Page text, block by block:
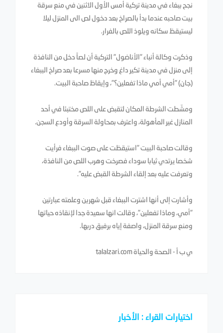
نجح ببغاء في مدينة تركية أمس الأول الاثنين في منع سرقة
بيت صاحبه عندما بدأ بالصراخ بعد دخول لص الى المنزل ليلا
ليستيقظ سكانه ويلوذ اللص بالفرار.
وذكرت وكالة أنباء "الأناضول" التركية أن لصاً دخل من النافذة
إلى منزل في مدينة تكير داغ وخرج منها مسرعا بعد صراخ الببغاء
(جان) "أمي أمي ماذا تفعلين؟"، وإيقاظ صاحبة البيت.
ومشّطت الشرطة المكان لتقبض على اللص مختبئا في أحد
المنازل غير المأهولة، واعترف بمحاولة السرقة وأودع السجن.
وقالت صاحبة البيت "استيقظت على صوت الببغاء فرأيت
شخصا يرتدي ثيابا سوداء فصرخت وهرب اللص من النافذة،
وتعرفت عليه بعد إلقاء الشرطة القبض عليه".
وأشارت إلى أنها اشترت الببغاء قبل شهرين وعلمته عبارتين
"أمي، وماذا تفعلين"، وقالت انها سعيدة جدا لإنقاذه حياتها
ومنع سرقة المنزل، واصفة إياه برفيق دربها.
ي ب أ - الصحة والحياة talalzari.com
اختيارات القراء : الأخبار